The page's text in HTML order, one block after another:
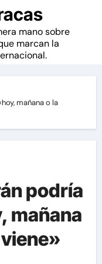
mano sobre
marcan la
mañana o la
podría
mañana